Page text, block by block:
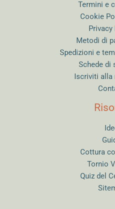
Termini e
Cookie
Privacy
Metodi di
Spedizioni e
Schede di
Iscriviti alla
Cottura
Tornio
Quiz del